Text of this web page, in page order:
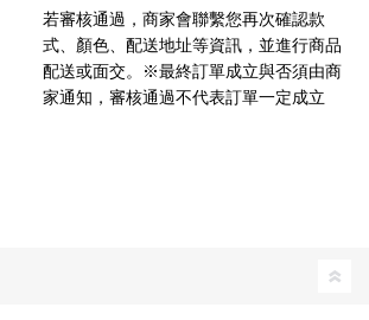
若審核通過，商家會聯繫您再次確認款
式、顏色、配送地址等資訊，並進行商品
配送或面交。※最終訂單成立與否須由商
家通知，審核通過不代表訂單一定成立